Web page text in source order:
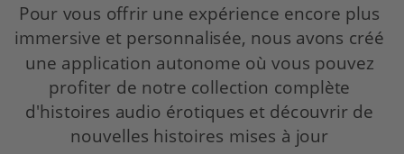
Pour vous offrir une expérience encore plus
immersive et personnalisée, nous avons créé
une application autonome où vous pouvez
profiter de notre collection complète
d'histoires audio érotiques et découvrir de
nouvelles histoires mises à jour